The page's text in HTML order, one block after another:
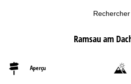
Rechercher
Ramsau am
Aperçu